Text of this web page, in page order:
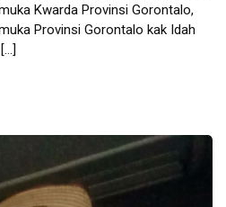
Kwarda Provinsi Gorontalo,
Provinsi Gorontalo kak Idah